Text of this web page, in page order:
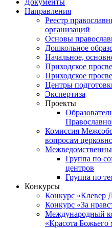
Документы
Направления
Реестр
организаций
Основы
Дошкольное
Начальное,
Приходское
Приходское
Центры
Экспертиза
Проекты
Комиссия
вопросам
Группа по
центров
Группа по
Конкурсы
Конкурс «Клевер
Конкурс «За
Международный
«Красота Божьего